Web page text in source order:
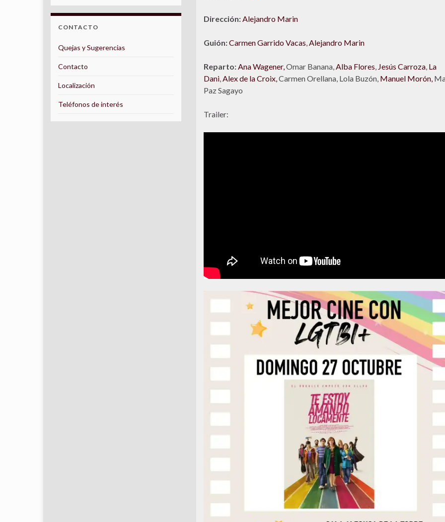
Dirección:Alejandro Marin
Guión:Carmen Garrido Vacas,Alejandro Marin
Reparto:Ana Wagener,Omar Banana,Alba Flores, Jesús Carroza, La
Dani,Alex de la Croix,Carmen Orellana, Lola Buzón, Manuel Morón,
Paz Sagayo
Trailer:
CONTACTO
Quejas y Sugerencias
Contacto
Localización
Teléfonos de interés